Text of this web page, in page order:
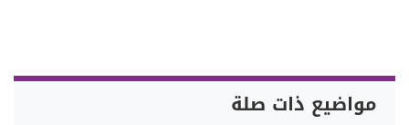
مواضيع ذات صلة